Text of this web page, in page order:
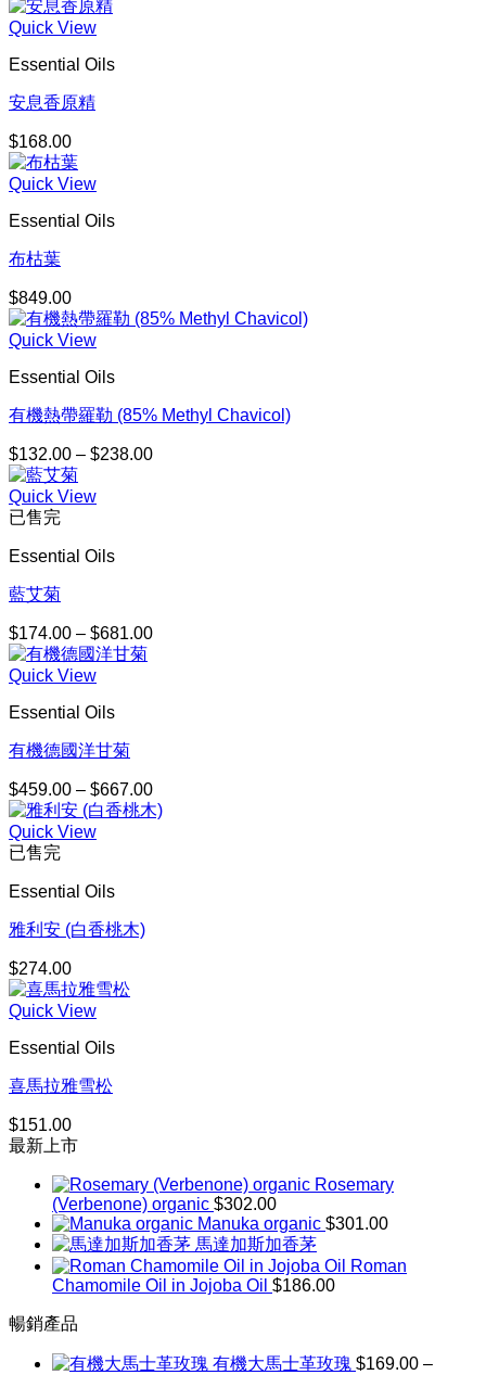
Quick View
Essential Oils
安息香原精
$168.00
Quick View
Essential Oils
布枯葉
$849.00
Quick View
Essential Oils
有機熱帶羅勒 (85% Methyl Chavicol)
$132.00 – $238.00價
Quick View
已售完
Essential Oils
藍艾菊
$174.00 – $681.00價
Quick View
Essential Oils
有機德國洋甘菊
$459.00 – $667.00價
格
Quick View
已售完
Essential Oils
雅利安 (白香桃木)
$274.00
Quick View
Essential Oils
喜馬拉雅雪松
$151.00
最新上市
Rosemary
(Verbenone) organic $302.00
Manuka organic $301.00
馬達加斯加香茅
Roman
Chamomile Oil in Jojoba Oil $186.00
暢銷產品
有機大馬士革玫瑰 $169.00 –